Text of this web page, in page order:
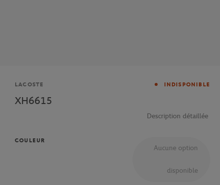
Marque
LACOSTE INDISPONIBLE
XH6615
Description détaillée
COULEUR
Aucune option
disponible